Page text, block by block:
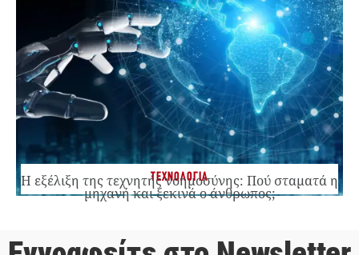
ΤΕΧΝΟΛΟΓΙΑ
Η εξέλιξη της τεχνητής νοημοσύνης: Πού σταματά η
μηχανή και ξεκινά ο άνθρωπος;